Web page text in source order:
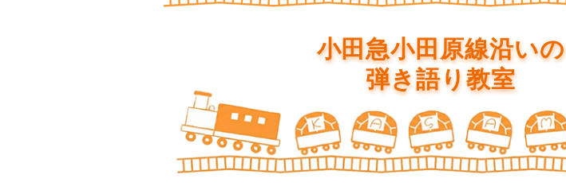
小田急小田原線沿いの
弾き語り教室